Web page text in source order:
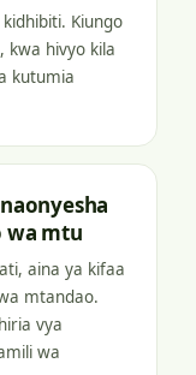
Kiungo
kwa hivyo kila
kutumia
wa mtu
aina ya kifaa
mtandao.
vya
wa